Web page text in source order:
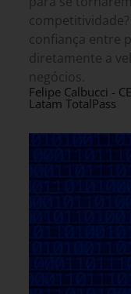
confiança entre
diretamente a
negócios.
Felipe Calbucci -
Latam TotalPass